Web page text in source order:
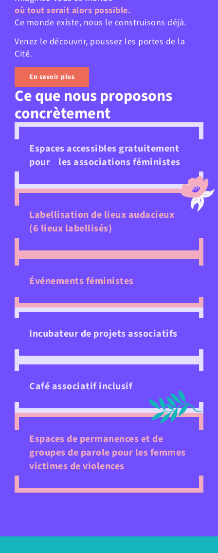
où tout serait alors possible.
Ce monde existe, nous le construisons déjà.
Venez le découvrir, poussez les portes de la
Cité.
En savoir plus
Ce que nous proposons
concrètement
Espaces accessibles gratuitement
pour les associations féministes
Labellisation de lieux audacieux
(6 lieux labellisés)
Événements féministes
Incubateur de projets associatifs
Café associatif inclusif
Espaces de permanences et de
groupes de parole pour les femmes
victimes de violences